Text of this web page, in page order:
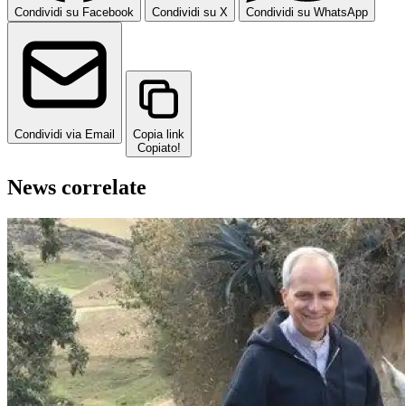
Condividi su Facebook Condividi su X Condividi su WhatsApp
Condividi via Email
Copia link
Copiato!
News correlate